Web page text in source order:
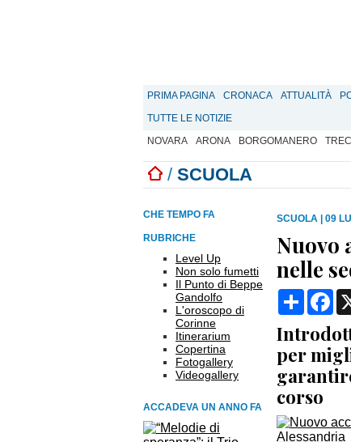
PRIMA PAGINA CRONACA ATTUALITÀ
TUTTE LE NOTIZIE
NOVARA
ARONA BORGOMANERO
/ SCUOLA
CHE TEMPO FA
RUBRICHE
Level Up
Non solo fumetti
Il Punto di Beppe
Gandolfo
L'oroscopo di
Corinne
Itinerarium
Copertina
Fotogallery
Videogallery
ACCADEVA UN ANNO FA
SCUOLA 09
Nuovo
nelle
per
corso